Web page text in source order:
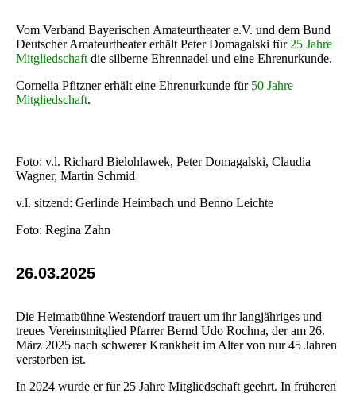
Vom Verband Bayerischen Amateurtheater e.V. und dem Bund
Deutscher Amateurtheater erhält Peter Domagalski für 25 Jahre
Mitgliedschaft die silberne Ehrennadel und eine Ehrenurkunde.
Cornelia Pfitzner erhält eine Ehrenurkunde für 50 Jahre
Mitgliedschaft.
Foto: v.l. Richard Bielohlawek, Peter Domagalski, Claudia
Wagner, Martin Schmid
v.l. sitzend: Gerlinde Heimbach und Benno Leichte
Foto: Regina Zahn
26.03.2025
Die Heimatbühne Westendorf trauert um ihr langjähriges und
treues Vereinsmitglied Pfarrer Bernd Udo Rochna, der am 26.
März 2025 nach schwerer Krankheit im Alter von nur 45 Jahren
verstorben ist.
In 2024 wurde er für 25 Jahre Mitgliedschaft geehrt. In früheren